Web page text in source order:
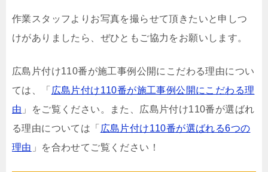
作業スタッフよりお写真を撮らせて頂きたいと申しつ
けがありましたら、ぜひともご協力をお願いします。
広島片付け110番が施工事例公開にこだわる理由につい
ては、「 広島片付け110番が施工事例公開にこだわる理
由 」をご覧ください。また、広島片付け110番が選ばれ
る理由については「 広島片付け110番が選ばれる6つの
理由 」を合わせてご覧ください！